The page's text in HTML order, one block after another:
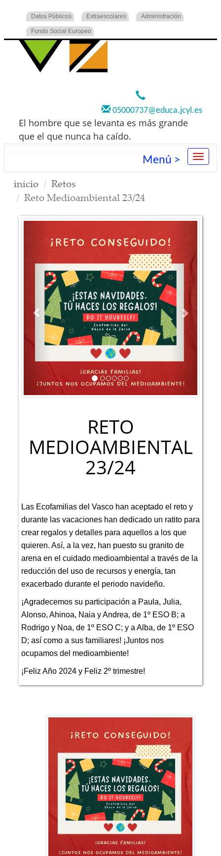
Datos Públicos Extraescolares Administración
Fondo Social Europeo
05000737@educa.jcyl.es
El hombre que se levanta es más grande
que el que nunca ha caído.
Menú >
inicio
Retos
Reto Medioambiental 23/24
RETO
MEDIOAMBIENTAL
23/24
Las Ecofamilias del Vasco han aceptado el reto y
durante las vacaciones han dedicado un ratito para
crear regalos y detalles para aquellos a los que
quieren. Así, a la vez, han puesto su granito de
arena en el cuidado medioambiental a través de la
reducción del uso de recursos y energía, tan
exacerbado durante el periodo navideño.
¡Agradecemos su participación a Paula, Julia,
Alonso, Ahinoa, Naia y Andrea, de 1º ESO B; a
Rodrigo y Noa, de 1º ESO C; y a Alba, de 1º ESO
D; así como a sus familiares! ¡Juntos nos
ocupamos del medioambiente!
¡Feliz Año 2024 y Feliz 2º trimestre!